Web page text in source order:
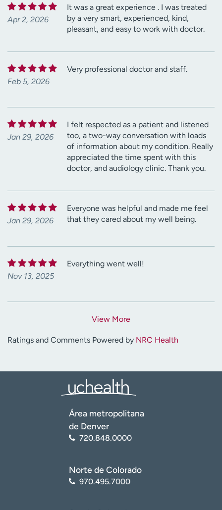
Apr 2, 2026
It was a great experience . I was treated
by a very smart, experienced, kind,
pleasant, and easy to work with doctor.
Feb 5, 2026
Very professional doctor and staff.
Jan 29, 2026
I felt respected as a patient and listened
too, a two-way conversation with loads
of information about my condition. Really
appreciated the time spent with this
doctor, and audiology clinic. Thank you.
Jan 29, 2026
Everyone was helpful and made me feel
that they cared about my well being.
Nov 13, 2025
Everything went well!
View More
Ratings and Comments Powered by NRC Health
Área metropolitana
de Denver
720.848.0000
Norte de Colorado
970.495.7000